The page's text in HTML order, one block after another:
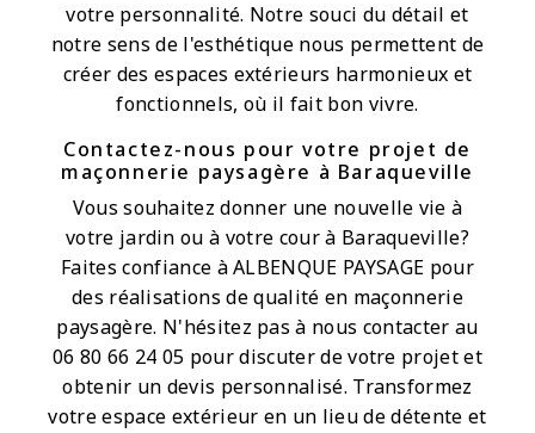
votre personnalité. Notre souci du détail et
notre sens de l'esthétique nous permettent de
créer des espaces extérieurs harmonieux et
fonctionnels, où il fait bon vivre.
Contactez-nous pour votre projet de
maçonnerie paysagère à Baraqueville
Vous souhaitez donner une nouvelle vie à
votre jardin ou à votre cour à Baraqueville?
Faites confiance à ALBENQUE PAYSAGE pour
des réalisations de qualité en maçonnerie
paysagère. N'hésitez pas à nous contacter au
06 80 66 24 05 pour discuter de votre projet et
obtenir un devis personnalisé. Transformez
votre espace extérieur en un lieu de détente et